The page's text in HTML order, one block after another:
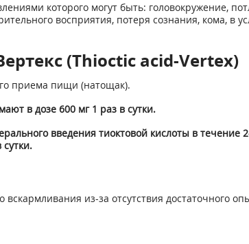
которого могут быть: головокружение,
восприятия, потеря сознания, кома, в
(Thioctic­ acid-Vertex)
приема пищи (натощак).
в дозе 600 мг 1 раз в сутки.
введения тиоктовой кислоты в течение
из-за отсутствия достаточного